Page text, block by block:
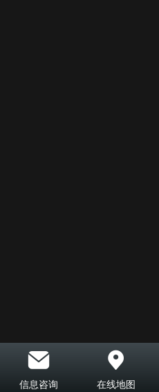
信息咨询 在线地图